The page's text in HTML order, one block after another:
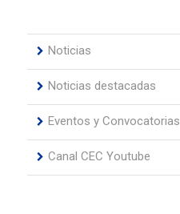
Noticias
Noticias destacadas
Eventos y Convocatorias
Canal CEC Youtube